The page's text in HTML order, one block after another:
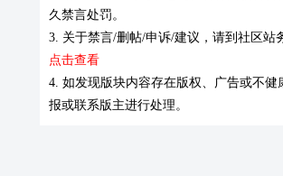
久禁言处罚。
3. 关于禁言/删帖/申诉/建议，请到社区站
点击查看
4. 如发现版块内容存在版权、广告或不健
报或联系版主进行处理。